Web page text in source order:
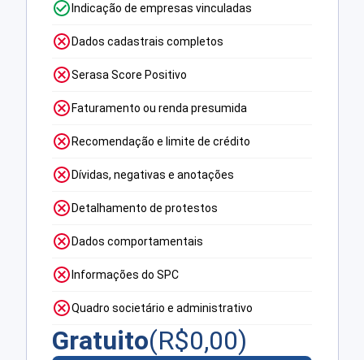
Indicação de empresas vinculadas
Dados cadastrais completos
Serasa Score Positivo
Faturamento ou renda presumida
Recomendação e limite de crédito
Dívidas, negativas e anotações
Detalhamento de protestos
Dados comportamentais
Informações do SPC
Quadro societário e administrativo
Gratuito(R$0,00)